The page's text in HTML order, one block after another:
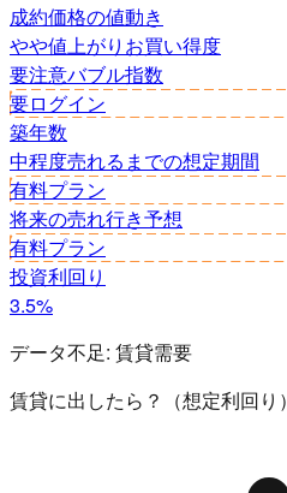
成約価格の値動き
やや値上がり お買い得度
要注意バブル指数
要ログイン
築年数
中程度売れるまでの想定期間
有料プラン
将来の売れ行き予想
有料プラン
投資利回り
3.5%
データ不足: 賃貸需要
賃貸に出したら？（想定利回り）